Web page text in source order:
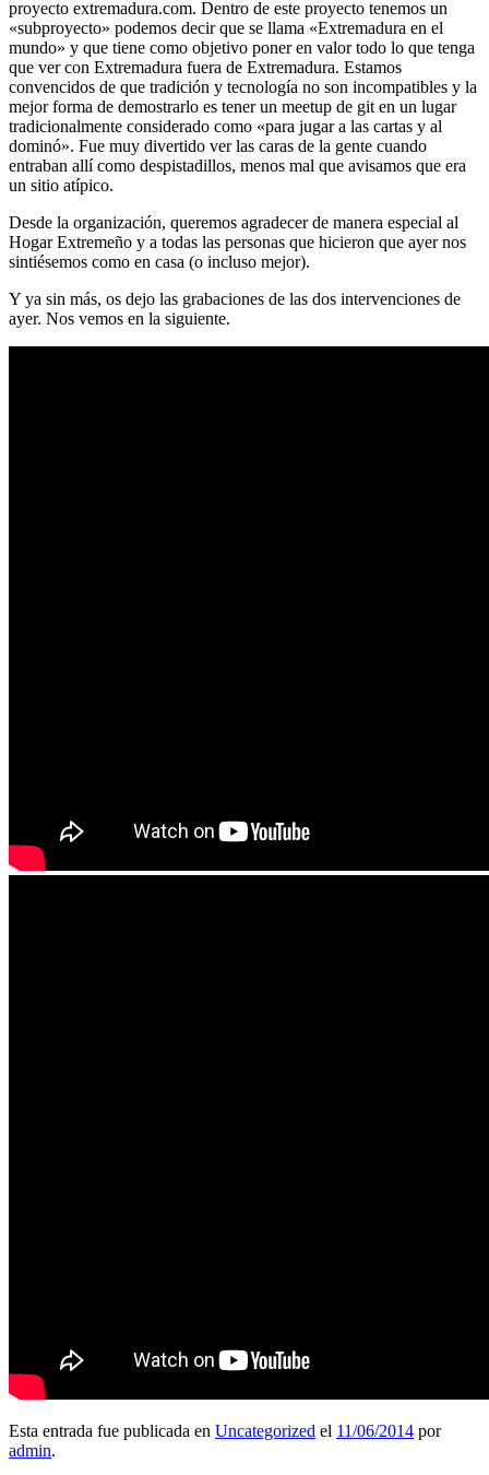
proyecto extremadura.com. Dentro de este proyecto tenemos un
«subproyecto» podemos decir que se llama «Extremadura en el
mundo» y que tiene como objetivo poner en valor todo lo que tenga
que ver con Extremadura fuera de Extremadura. Estamos
convencidos de que tradición y tecnología no son incompatibles y la
mejor forma de demostrarlo es tener un meetup de git en un lugar
tradicionalmente considerado como «para jugar a las cartas y al
dominó». Fue muy divertido ver las caras de la gente cuando
entraban allí como despistadillos, menos mal que avisamos que era
un sitio atípico.
Desde la organización, queremos agradecer de manera especial al
Hogar Extremeño y a todas las personas que hicieron que ayer nos
sintiésemos como en casa (o incluso mejor).
Y ya sin más, os dejo las grabaciones de las dos intervenciones de
ayer. Nos vemos en la siguiente.
Esta entrada fue publicada en Uncategorized el 11/06/2014 por
admin.